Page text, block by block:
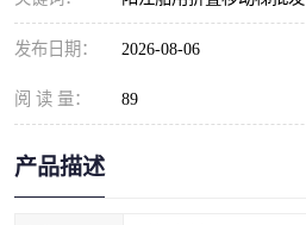
发布日期： 2026-08-06
阅 读 量： 89
产品描述